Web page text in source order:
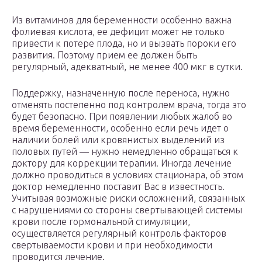
Из витаминов для беременности особенно важна
фолиевая кислота, ее дефицит может не только
привести к потере плода, но и вызвать пороки его
развития. Поэтому прием ее должен быть
регулярный, адекватный, не менее 400 мкг в сутки.
Поддержку, назначенную после переноса, нужно
отменять постепенно под контролем врача, тогда это
будет безопасно. При появлении любых жалоб во
время беременности, особенно если речь идет о
наличии болей или кровянистых выделений из
половых путей — нужно немедленно обращаться к
доктору для коррекции терапии. Иногда лечение
должно проводиться в условиях стационара, об этом
доктор немедленно поставит Вас в известность.
Учитывая возможные риски осложнений, связанных
с нарушениями со стороны свертывающей системы
крови после гормональной стимуляции,
осуществляется регулярный контроль факторов
свертываемости крови и при необходимости
проводится лечение.